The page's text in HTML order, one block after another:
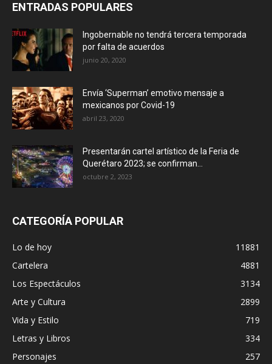
ENTRADAS POPULARES
Ingobernable no tendrá tercera temporada
por falta de acuerdos
junio 20, 2020
Envía ‘Superman’ emotivo mensaje a
mexicanos por Covid-19
abril 23, 2020
Presentarán cartel artístico de la Feria de
Querétaro 2023; se confirman...
octubre 2, 2023
CATEGORÍA POPULAR
Lo de hoy
11881
Cartelera
4881
Los Espectáculos
3134
Arte y Cultura
2899
Vida y Estilo
719
Letras y Libros
334
Personajes
257